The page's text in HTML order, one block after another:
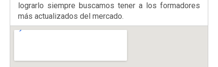
lograrlo siempre buscamos tener a los formadores
más actualizados del mercado.